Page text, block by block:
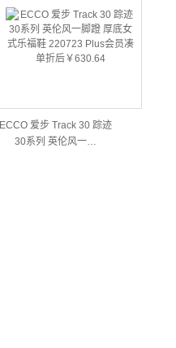
ECCO 爱步 Track 30 踪迹
30系列 英伦风一…